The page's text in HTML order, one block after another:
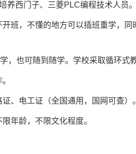
养西门子、三菱PLC编程技术人员
班，不懂的地方可以插班重学，
，也可随到随学。学校采取循环式
、电工证（全国通用，国网可查）。
年龄，不限文化程度。